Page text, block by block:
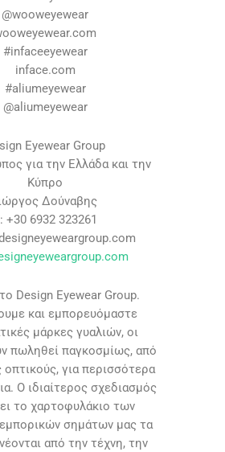
@wooweyewear
#infaceeyewear
inface.com
#aliumeyewear
@aliumeyewear
Eyewear Group
για την Ελλάδα και την
Κύπρο
Δούναβης
+30 6932 323261
Design Eyewear Group.
και εμπορευόμαστε
μάρκες γυαλιών, οι
πωληθεί παγκοσμίως, από
για περισσότερα
Ο ιδιαίτερος σχεδιασμός
το χαρτοφυλάκιο των
σημάτων μας τα
από την τέχνη, την